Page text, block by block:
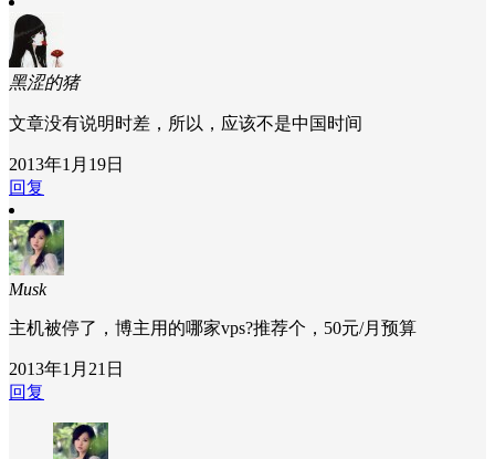
黑涩的猪
文章没有说明时差，所以，应该不是中国时间
2013年1月19日
回复
Musk
主机被停了，博主用的哪家vps?推荐个，50元/月预算
2013年1月21日
回复